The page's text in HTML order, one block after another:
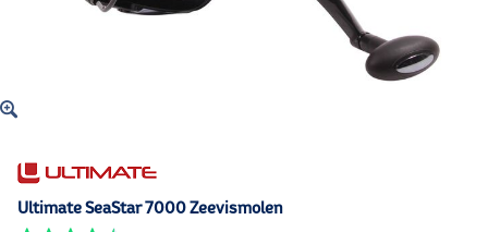
Ultimate SeaStar 7000 Zeevismolen